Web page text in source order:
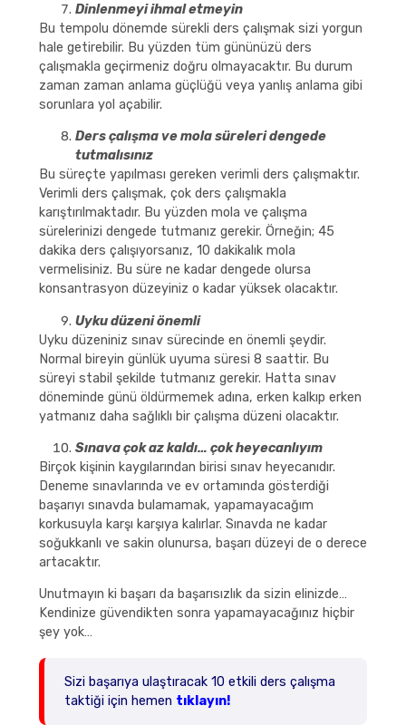
Dinlenmeyi ihmal etmeyin
Bu tempolu dönemde sürekli ders çalışmak sizi yorgun
hale getirebilir. Bu yüzden tüm gününüzü ders
çalışmakla geçirmeniz doğru olmayacaktır. Bu durum
zaman zaman anlama güçlüğü veya yanlış anlama gibi
sorunlara yol açabilir.
Ders çalışma ve mola süreleri dengede
tutmalısınız
Bu süreçte yapılması gereken verimli ders çalışmaktır.
Verimli ders çalışmak, çok ders çalışmakla
karıştırılmaktadır. Bu yüzden mola ve çalışma
sürelerinizi dengede tutmanız gerekir. Örneğin; 45
dakika ders çalışıyorsanız, 10 dakikalık mola
vermelisiniz. Bu süre ne kadar dengede olursa
konsantrasyon düzeyiniz o kadar yüksek olacaktır.
Uyku düzeni önemli
Uyku düzeniniz sınav sürecinde en önemli şeydir.
Normal bireyin günlük uyuma süresi 8 saattir. Bu
süreyi stabil şekilde tutmanız gerekir. Hatta sınav
döneminde günü öldürmemek adına, erken kalkıp erken
yatmanız daha sağlıklı bir çalışma düzeni olacaktır.
Sınava çok az kaldı… çok heyecanlıyım
Birçok kişinin kaygılarından birisi sınav heyecanıdır.
Deneme sınavlarında ve ev ortamında gösterdiği
başarıyı sınavda bulamamak, yapamayacağım
korkusuyla karşı karşıya kalırlar. Sınavda ne kadar
soğukkanlı ve sakin olunursa, başarı düzeyi de o derece
artacaktır.
Unutmayın ki başarı da başarısızlık da sizin elinizde…
Kendinize güvendikten sonra yapamayacağınız hiçbir
şey yok…
Sizi başarıya ulaştıracak 10 etkili ders çalışma
taktiği için hemen tıklayın!